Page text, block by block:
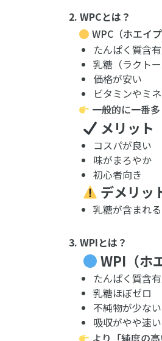
2. WPCとは？
WPC（ホエイ
たんぱく質含
乳糖（ラクト
価格が安い
ビタミンやミ
一般的に一番
メリット
コスパが良い
味がまろやか
初心者向き
デメリッ
乳糖が含まれ
3. WPIとは？
WPI（ホ
たんぱく質含
乳糖ほぼゼロ
不純物が少ない
吸収がやや速い
より「純度の高